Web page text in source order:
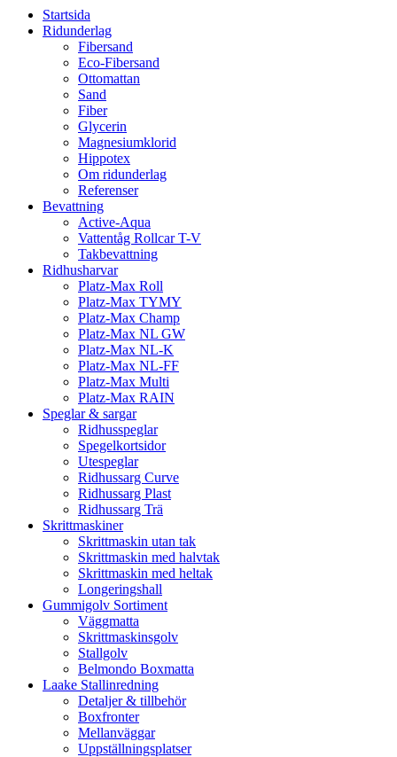
Startsida
Ridunderlag
Fibersand
Eco-Fibersand
Ottomattan
Sand
Fiber
Glycerin
Magnesiumklorid
Hippotex
Om ridunderlag
Referenser
Bevattning
Active-Aqua
Vattentåg Rollcar T-V
Takbevattning
Ridhusharvar
Platz-Max Roll
Platz-Max TYMY
Platz-Max Champ
Platz-Max NL GW
Platz-Max NL-K
Platz-Max NL-FF
Platz-Max Multi
Platz-Max RAIN
Speglar & sargar
Ridhusspeglar
Spegelkortsidor
Utespeglar
Ridhussarg Curve
Ridhussarg Plast
Ridhussarg Trä
Skrittmaskiner
Skrittmaskin utan tak
Skrittmaskin med halvtak
Skrittmaskin med heltak
Longeringshall
Gummigolv Sortiment
Väggmatta
Skrittmaskinsgolv
Stallgolv
Belmondo Boxmatta
Laake Stallinredning
Detaljer & tillbehör
Boxfronter
Mellanväggar
Uppställningsplatser